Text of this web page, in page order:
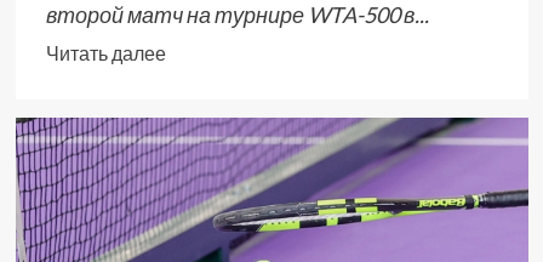
второй матч на турнире WTA-500 в...
Читать далее